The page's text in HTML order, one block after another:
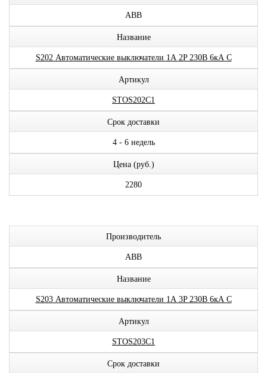
ABB
Название
S202 Автоматические выключатели 1А 2P 230В 6кА C
Артикул
STOS202C1
Срок доставки
4 - 6 недель
Цена (руб.)
2280
Производитель
ABB
Название
S203 Автоматические выключатели 1А 3P 230В 6кА C
Артикул
STOS203C1
Срок доставки